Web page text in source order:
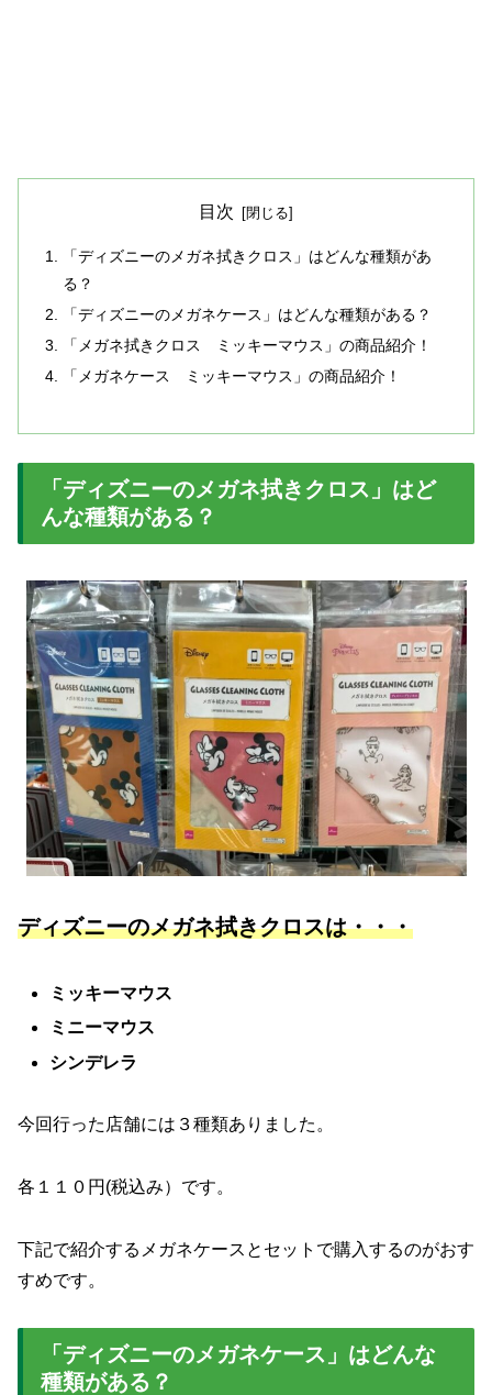
目次
「ディズニーのメガネ拭きクロス」はどんな種類があ
る？
「ディズニーのメガネケース」はどんな種類がある？
「メガネ拭きクロス ミッキーマウス」の商品紹介！
「メガネケース ミッキーマウス」の商品紹介！
「ディズニーのメガネ拭きクロス」はど
んな種類がある？
ディズニーのメガネ拭きクロスは・・・
ミッキーマウス
ミニーマウス
シンデレラ
今回行った店舗には３種類ありました。
各１１０円(税込み）です。
下記で紹介するメガネケースとセットで購入するのがおす
すめです。
「ディズニーのメガネケース」はどんな
種類がある？